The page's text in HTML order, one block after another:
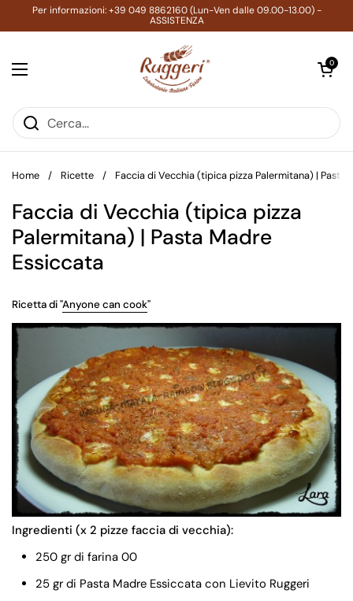
Passa ai contenuti
Per informazioni: +39 049 8862160 (Lun-Ven dalle 09.00-13.00) -
ASSISTENZA
Apri menu
Apri carrello
0
Home / Ricette / Faccia di Vecchia (tipica pizza Palermitana) | Pasta
Faccia di Vecchia (tipica pizza
Palermitana) | Pasta Madre
Essiccata
Ricetta di "Anyone can cook"
Ingredienti (x 2 pizze faccia di vecchia):
250 gr di farina 00
25 gr di Pasta Madre Essiccata con Lievito Ruggeri